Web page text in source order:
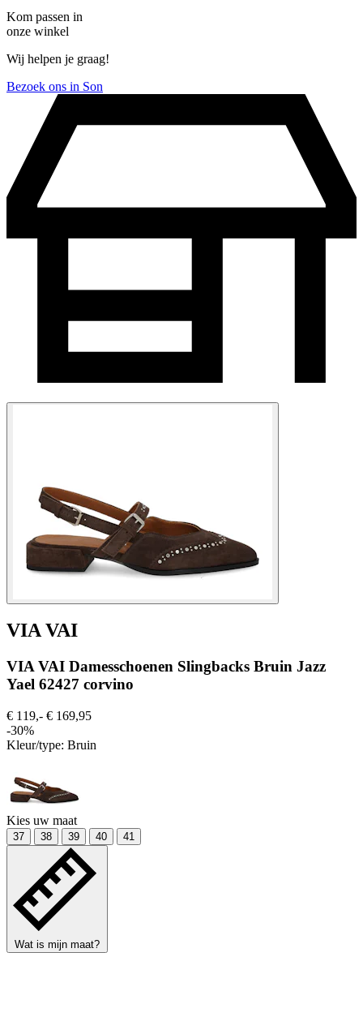
Kom passen in
onze winkel
Wij helpen je graag!
Bezoek ons in Son
VIA VAI
VIA VAI Damesschoenen Slingbacks Bruin Jazz
Yael 62427 corvino
€ 119,- € 169,95
-30%
Kleur/type: Bruin
Kies uw maat
37 38 39 40 41
Wat is mijn maat?